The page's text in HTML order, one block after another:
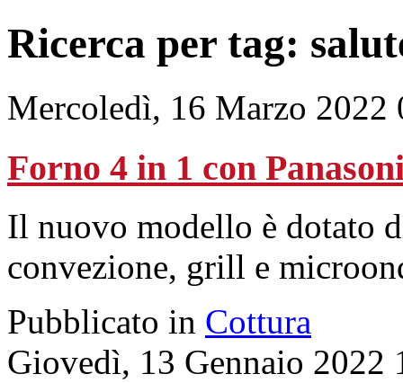
Ricerca per tag:
Mercoledì, 16 Marzo 2022
Forno 4 in 1 con
Il nuovo modello è dotato
convezione, grill e
Pubblicato in Cottura
Giovedì, 13 Gennaio 2022